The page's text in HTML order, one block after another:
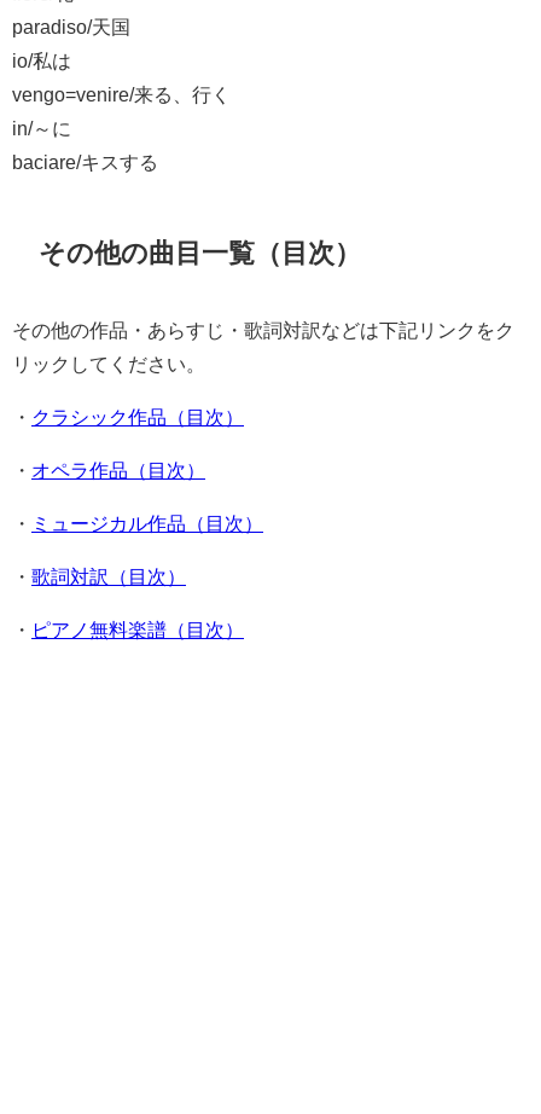
paradiso/天国
io/私は
vengo=venire/来る、行く
in/～に
baciare/キスする
その他の曲目一覧（目次）
その他の作品・あらすじ・歌詞対訳などは下記リンクをク
リックしてください。
・ クラシック作品（目次）
・ オペラ作品（目次）
・ ミュージカル作品（目次）
・ 歌詞対訳（目次）
・ ピアノ無料楽譜（目次）